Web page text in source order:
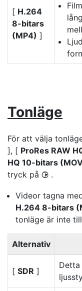
[ H.264
8-bitars
(MP4) ]
Tonläge
För att välja
], [ ProRes RAW
HQ 10-bitars
tryck på 2 .
Videor tagna
H.264 8-bitars
tonläge är inte
Alternativ
[ SDR ]